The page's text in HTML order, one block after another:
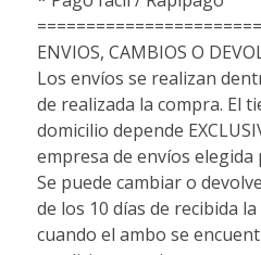
ENVIOS, CAMBIOS O
Los envíos se realizan
de realizada la compra. El
domicilio depende
empresa de envíos
Se puede cambiar o
de los 10 días de recibida
cuando el ambo se